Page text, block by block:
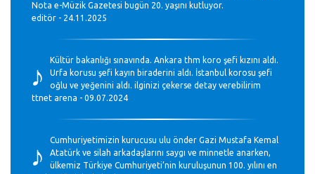
Nota e-Müzik Gazetesi bugün 20. yaşını kutluyor.
editör - 24.11.2025
♪
Kültür bakanlığı sınavında. Ankara thm koro şefi kızını aldı.
Urfa korusu şefi kayın biraderini aldı. İstanbul korosu şefi
oğlu ve yeğenini aldı. ilginizi çekerse detay verebilirim
ttnet arena - 09.07.2024
♪
Cumhuriyetimizin kurucusu ulu önder Gazi Mustafa Kemal
Atatürk ve silah arkadaşlarını saygı ve minnetle anarken,
ülkemiz Türkiye Cumhuriyeti’nin kuruluşunun 100. yılını en